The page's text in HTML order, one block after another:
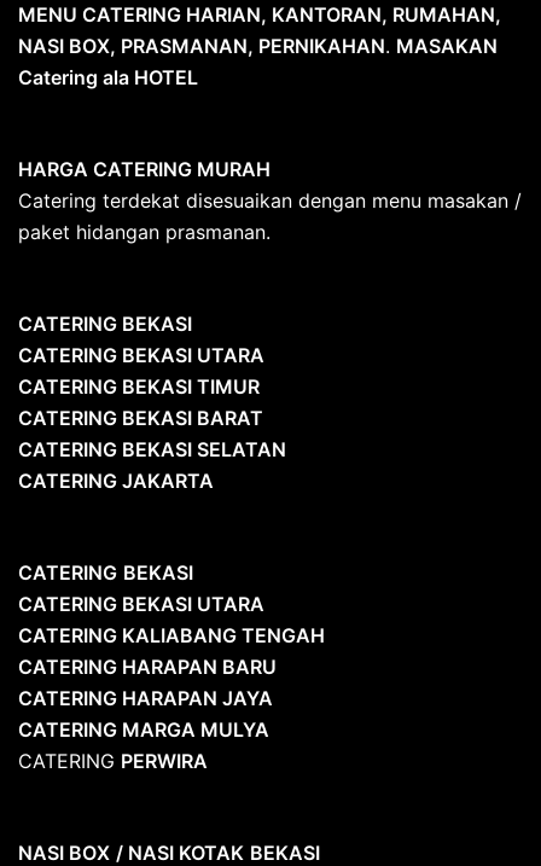
MENU CATERING HARIAN, KANTORAN, RUMAHAN,
NASI BOX, PRASMANAN, PERNIKAHAN. MASAKAN
Catering ala HOTEL
HARGA CATERING MURAH
Catering terdekat disesuaikan dengan menu masakan /
paket hidangan prasmanan.
CATERING BEKASI
CATERING BEKASI UTARA
CATERING BEKASI TIMUR
CATERING BEKASI BARAT
CATERING BEKASI SELATAN
CATERING JAKARTA
CATERING BEKASI
CATERING BEKASI UTARA
CATERING KALIABANG TENGAH
CATERING HARAPAN BARU
CATERING HARAPAN JAYA
CATERING MARGA MULYA
CATERING PERWIRA
NASI BOX / NASI KOTAK BEKASI